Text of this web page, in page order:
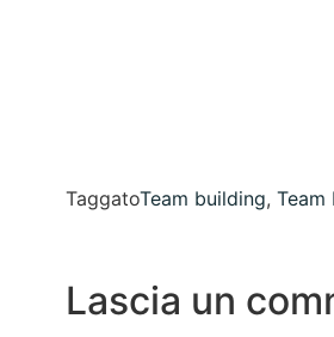
TaggatoTeam building, Team
Lascia un